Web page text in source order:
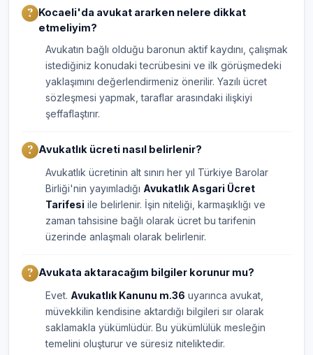
Kocaeli'da avukat ararken nelere dikkat
etmeliyim?
Avukatın bağlı olduğu baronun aktif kaydını, çalışmak
istediğiniz konudaki tecrübesini ve ilk görüşmedeki
yaklaşımını değerlendirmeniz önerilir. Yazılı ücret
sözleşmesi yapmak, taraflar arasındaki ilişkiyi
şeffaflaştırır.
Avukatlık ücreti nasıl belirlenir?
Avukatlık ücretinin alt sınırı her yıl Türkiye Barolar
Birliği'nin yayımladığı Avukatlık Asgari Ücret
Tarifesi ile belirlenir. İşin niteliği, karmaşıklığı ve
zaman tahsisine bağlı olarak ücret bu tarifenin
üzerinde anlaşmalı olarak belirlenir.
Avukata aktaracağım bilgiler korunur mu?
Evet. Avukatlık Kanunu m.36 uyarınca avukat,
müvekkilin kendisine aktardığı bilgileri sır olarak
saklamakla yükümlüdür. Bu yükümlülük mesleğin
temelini oluşturur ve süresiz niteliktedir.